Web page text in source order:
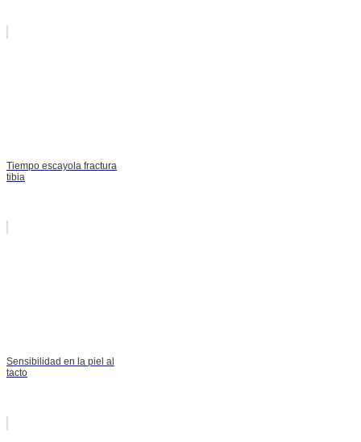
Tiempo escayola fractura
tibia
Sensibilidad en la piel al
tacto